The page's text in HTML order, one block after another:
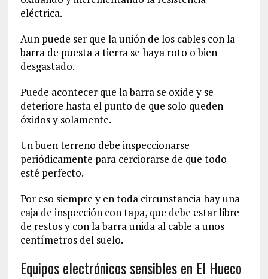
eléctrica.
Aun puede ser que la unión de los cables con la
barra de puesta a tierra se haya roto o bien
desgastado.
Puede acontecer que la barra se oxide y se
deteriore hasta el punto de que solo queden
óxidos y solamente.
Un buen terreno debe inspeccionarse
periódicamente para cerciorarse de que todo
esté perfecto.
Por eso siempre y en toda circunstancia hay una
caja de inspección con tapa, que debe estar libre
de restos y con la barra unida al cable a unos
centímetros del suelo.
Equipos electrónicos sensibles en El Hueco